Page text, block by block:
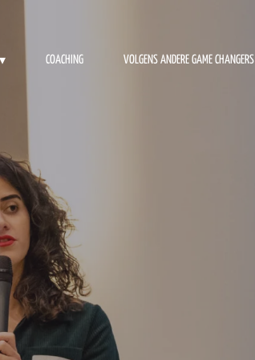
COACHING VOLGENS ANDERE GAME CHANGERS